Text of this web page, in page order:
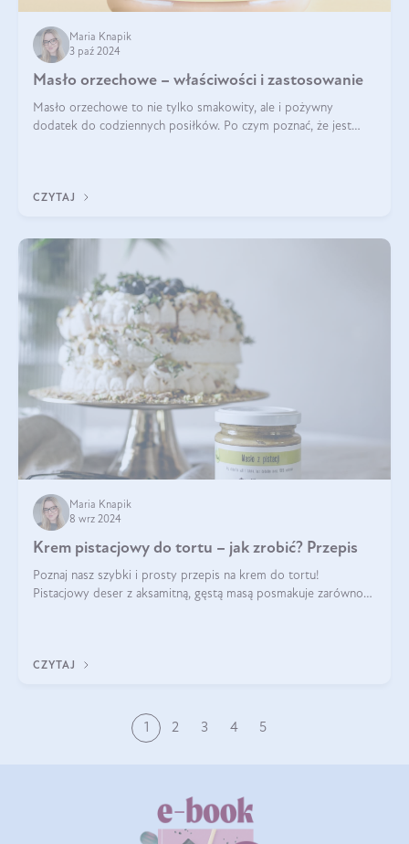
Maria Knapik
3 paź 2024
Masło orzechowe – właściwości i zastosowanie
Masło orzechowe to nie tylko smakowity, ale i pożywny
dodatek do codziennych posiłków. Po czym poznać, że jest
CZYTAJ
Maria Knapik
8 wrz 2024
Krem pistacjowy do tortu – jak zrobić? Przepis
Poznaj nasz szybki i prosty przepis na krem do tortu!
Pistacjowy deser z aksamitną, gęstą masą posmakuje zarówno
CZYTAJ
1 2 3 4 5